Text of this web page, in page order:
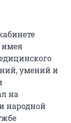
умений и
на
народной